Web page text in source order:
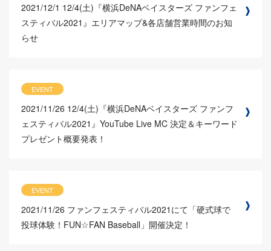
2021/12/1 12/4(土)『横浜DeNAベイスターズ ファンフェ
スティバル2021』エリアマップ&各店舗営業時間のお知
らせ
EVENT
2021/11/26 12/4(土)『横浜DeNAベイスターズ ファンフ
ェスティバル2021』YouTube Live MC 決定＆キーワード
プレゼント概要発表！
EVENT
2021/11/26 ファンフェスティバル2021にて「硬式球で
投球体験！FUN☆FAN Baseball」開催決定！